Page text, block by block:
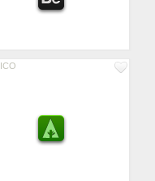
ICO